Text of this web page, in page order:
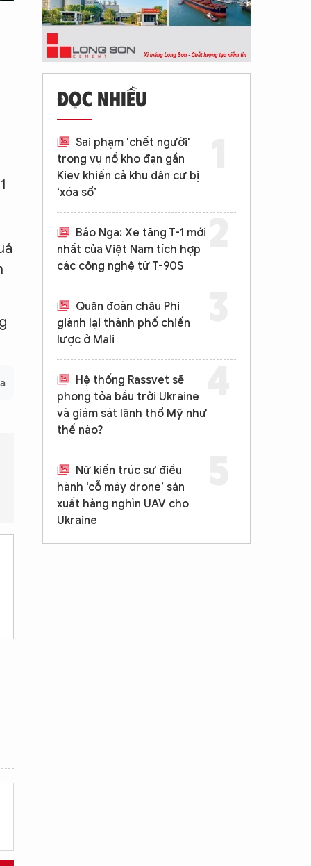
Trực thăng Mi-17 thuộc sở hữu của đơn vị quân đội nào?
ĐỌC NHIỀU
Sai phạm 'chết người'
trong vụ nổ kho đạn gần
Kiev khiến cả khu dân cư bị
‘xóa sổ’
Báo Nga: Xe tăng T-1 mới
nhất của Việt Nam tích hợp
các công nghệ từ T-90S
Quân đoàn châu Phi
giành lại thành phố chiến
lược ở Mali
Hệ thống Rassvet sẽ
phong tỏa bầu trời Ukraine
và giám sát lãnh thổ Mỹ như
thế nào?
Nữ kiến trúc sư điều
hành ‘cỗ máy drone’ sản
xuất hàng nghìn UAV cho
Ukraine